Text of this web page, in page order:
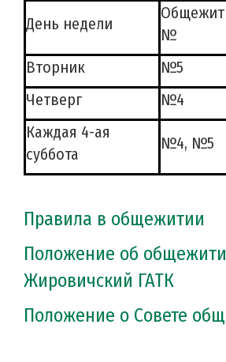
День недели
№
Вторник №5
Четверг
№4
Каждая 4-ая
суббота
№4, №5
Правила в общежитии
Положение об
Жировичский ГАТК
Положение о Совете